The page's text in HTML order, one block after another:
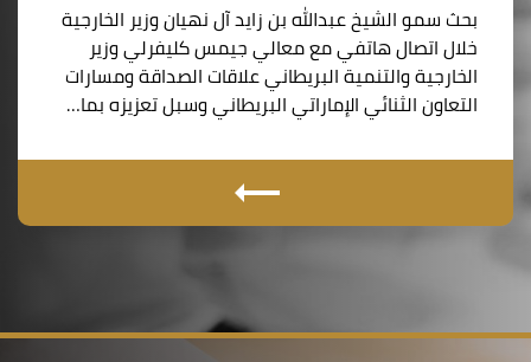
بحث سمو الشيخ عبدالله بن زايد آل نهيان وزير الخارجية
خلال اتصال هاتفي مع معالي جيمس كليفرلي وزير
الخارجية والتنمية البريطاني علاقات الصداقة ومسارات
التعاون الثنائي الإماراتي البريطاني وسبل تعزيزه بما…